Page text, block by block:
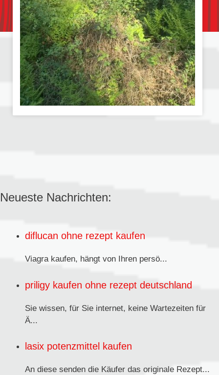
Neueste Nachrichten:
diflucan ohne rezept kaufen
Viagra kaufen, hängt von Ihren persö...
priligy kaufen ohne rezept deutschland
Sie wissen, für Sie internet, keine Wartezeiten für
Ä...
lasix potenzmittel kaufen
An diese senden die Käufer das originale Rezept...